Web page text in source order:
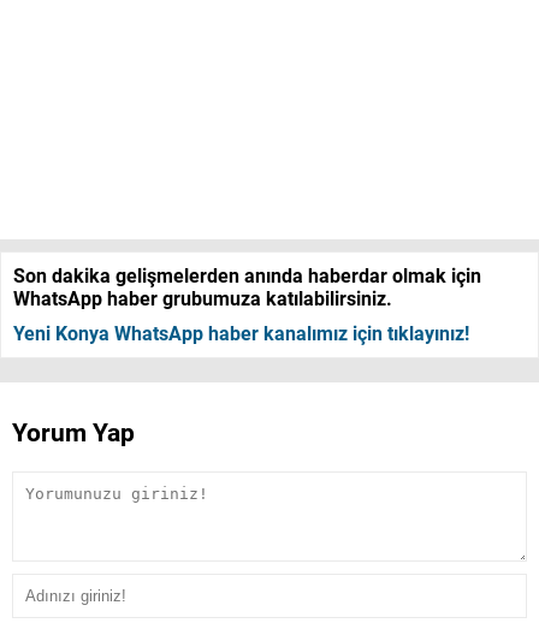
Son dakika gelişmelerden anında haberdar olmak için
WhatsApp haber grubumuza katılabilirsiniz.
Yeni Konya WhatsApp haber kanalımız için tıklayınız!
Yorum Yap